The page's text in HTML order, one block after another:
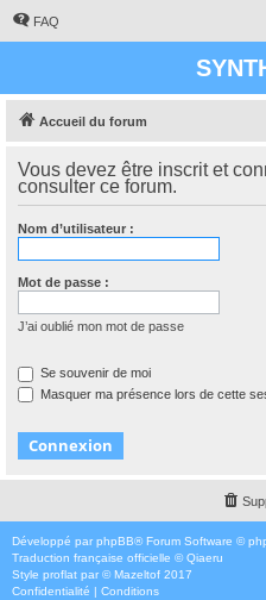
FAQ
Accueil du forum
Vous devez être inscrit et
consulter ce forum.
Nom d’utilisateur :
Mot de passe :
J’ai oublié mon mot de passe
Se souvenir de moi
Masquer ma présence lors de cette
Développé par phpBB® Forum Software ©
Traduction française officielle ©Qiaeru
Style proflat par ©Mazeltof 2017
Confidentialité | Conditions